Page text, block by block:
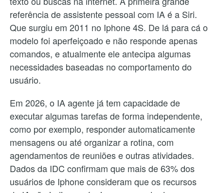
referência de assistente pessoal com IA é a Siri.
Que surgiu em 2011 no Iphone 4S. De lá para cá o
modelo foi aperfeiçoado e não responde apenas
comandos, e atualmente ele antecipa algumas
necessidades baseadas no comportamento do
usuário.
Em 2026, o IA agente já tem capacidade de
executar algumas tarefas de forma independente,
como por exemplo, responder automaticamente
mensagens ou até organizar a rotina, com
agendamentos de reuniões e outras atividades.
Dados da IDC confirmam que mais de 63% dos
usuários de Iphone consideram que os recursos